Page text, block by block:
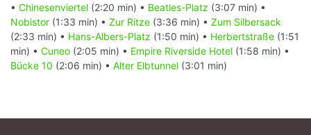
• Chinesenviertel (2:20 min) • Beatles-Platz (3:07 min) •
Nobistor (1:33 min) • Zur Ritze (3:36 min) • Zum Silbersack
(2:33 min) • Hans-Albers-Platz (1:50 min) • Herbertstraße (1:51
min) • Cuneo (2:05 min) • Empire Riverside Hotel (1:58 min) •
Bücke 10 (2:06 min) • Alter Elbtunnel (3:01 min)